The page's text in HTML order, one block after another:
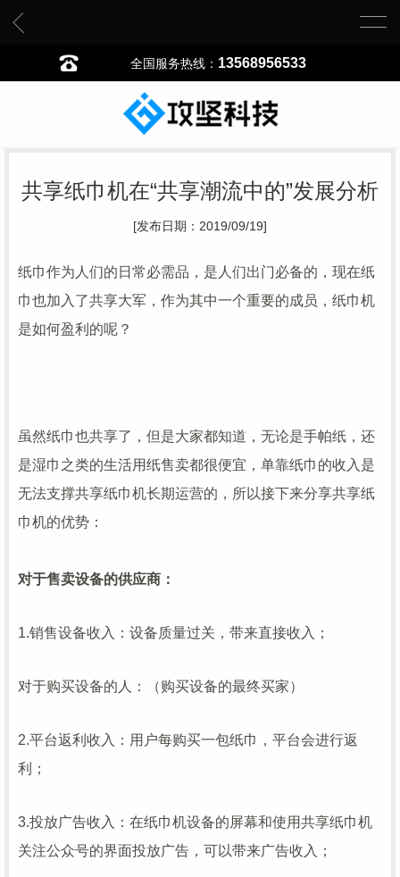
全国服务热线： 13568956533
共享纸巾机在“共享潮流中的”发展分析
[发布日期：2019/09/19]
纸巾作为人们的日常必需品，是人们出门必备的，现在纸
巾也加入了共享大军，作为其中一个重要的成员，纸巾机
是如何盈利的呢？
虽然纸巾也共享了，但是大家都知道，无论是手帕纸，还
是湿巾之类的生活用纸售卖都很便宜，单靠纸巾的收入是
无法支撑共享纸巾机长期运营的，所以接下来分享共享纸
巾机的优势：
对于售卖设备的供应商：
1.销售设备收入：设备质量过关，带来直接收入；
对于购买设备的人：（购买设备的最终买家）
2.平台返利收入：用户每购买一包纸巾，平台会进行返
利；
3.投放广告收入：在纸巾机设备的屏幕和使用共享纸巾机
关注公众号的界面投放广告，可以带来广告收入；